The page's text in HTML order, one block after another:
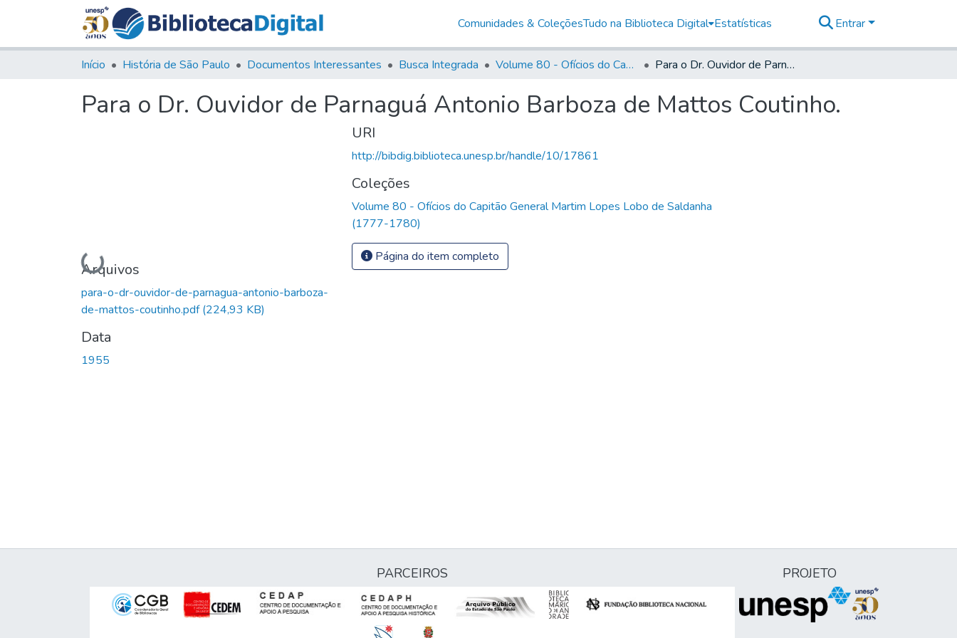
Comunidades & ColeçõesTudo na Biblioteca Digital Estatísticas Entrar
Início História de São Paulo Documentos Interessantes Busca Integrada Volume 80 - Ofícios do Capitão General Martim Lopes Lobo de Saldanha (1777-1780) Para o Dr. Ouvidor de Parnaguá Antonio Barboza de Mattos Coutinho.
Para o Dr. Ouvidor de Parnaguá Antonio Barboza de Mattos Coutinho.
Carregando...
Arquivos
para-o-dr-ouvidor-de-parnagua-antonio-barboza-
de-mattos-coutinho.pdf(224,93 KB)
Data
1955
URI
http://bibdig.biblioteca.unesp.br/handle/10/17861
Coleções
Volume 80 - Ofícios do Capitão General Martim Lopes Lobo de Saldanha
(1777-1780)
Página do item completo
PARCEIROS PROJETO